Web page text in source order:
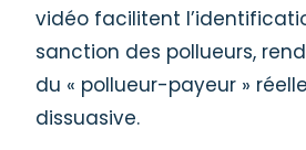
vidéo facilitent
sanction des pollueurs,
du « pollueur-payeur »
dissuasive.